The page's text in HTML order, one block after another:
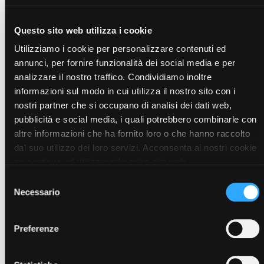
Questo sito web utilizza i cookie
Utilizziamo i cookie per personalizzare contenuti ed
annunci, per fornire funzionalità dei social media e per
analizzare il nostro traffico. Condividiamo inoltre
informazioni sul modo in cui utilizza il nostro sito con i
nostri partner che si occupano di analisi dei dati web,
pubblicità e social media, i quali potrebbero combinarle con
altre informazioni che ha fornito loro o che hanno raccolto
dal suo utilizzo dei loro servizi. Acconsenta ai nostri cookie
delNecessario
Preferenze
quantità equilibrata di nutrienti mantenendo sotto
Scegli i tuoi preferiti tra tante varietà di gusti e versioni:
Formula classica
· Plus Vaniglia
· Plus Cappuccino
· Plus Crema e Biscotto
· Plus Passion fruit
· Plus Gogi e Acai
Formule Vegan
· Vegan Plus Cocco-Z (senza soia, senza zuccheri
· Salti Plus Funghi (Formula salata)
L’attenzione e la cura che rivolgiamo all’ambiente in cui